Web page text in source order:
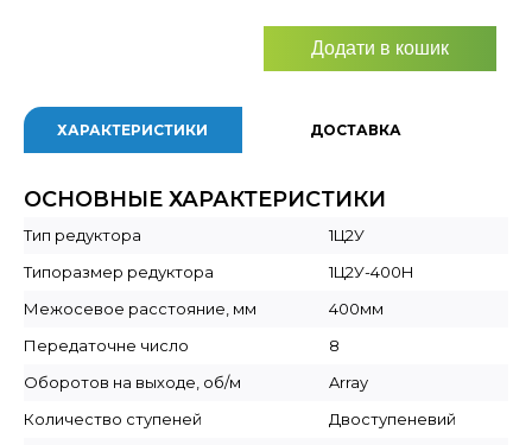
Додати в кошик
ХАРАКТЕРИСТИКИ ДОСТАВКА
ОСНОВНЫЕ ХАРАКТЕРИСТИКИ
Тип редуктора
1Ц2У
Типоразмер редуктора
1Ц2У-400Н
Межосевое расстояние, мм
400мм
Передаточне число
8
Оборотов на выходе, об/м
Array
Количество ступеней
Двоступеневий